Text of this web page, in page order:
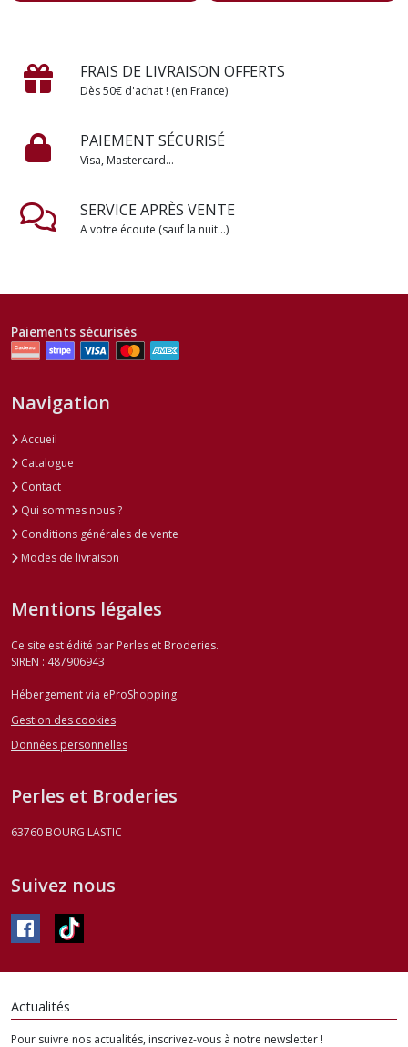
FRAIS DE LIVRAISON OFFERTS
Dès 50€ d'achat ! (en France)
PAIEMENT SÉCURISÉ
Visa, Mastercard...
SERVICE APRÈS VENTE
A votre écoute (sauf la nuit...)
Paiements sécurisés
Navigation
Accueil
Catalogue
Contact
Qui sommes nous ?
Conditions générales de vente
Modes de livraison
Mentions légales
Ce site est édité par Perles et Broderies.
SIREN : 487906943
Hébergement via eProShopping
Gestion des cookies
Données personnelles
Perles et Broderies
63760 BOURG LASTIC
Suivez nous
Actualités
Pour suivre nos actualités, inscrivez-vous à notre newsletter !